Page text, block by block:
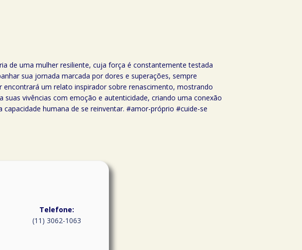
de uma mulher resiliente, cuja força é constantemente testada
sua jornada marcada por dores e superações, sempre
um relato inspirador sobre renascimento, mostrando
vivências com emoção e autenticidade, criando uma conexão
humana de se reinventar. #amor-próprio #cuide-se
Telefone:
(11) 3062-1063